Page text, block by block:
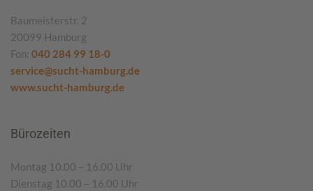
Baumeisterstr. 2
20099 Hamburg
Fon: 040 284 99 18-0
service@sucht-hamburg.de
www.sucht-hamburg.de
Bürozeiten
Montag 10.00 – 16.00 Uhr
Dienstag 10.00 – 16.00 Uhr